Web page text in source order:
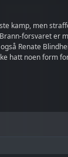
kamp, men
forsvaret er
Renate
hatt noen form